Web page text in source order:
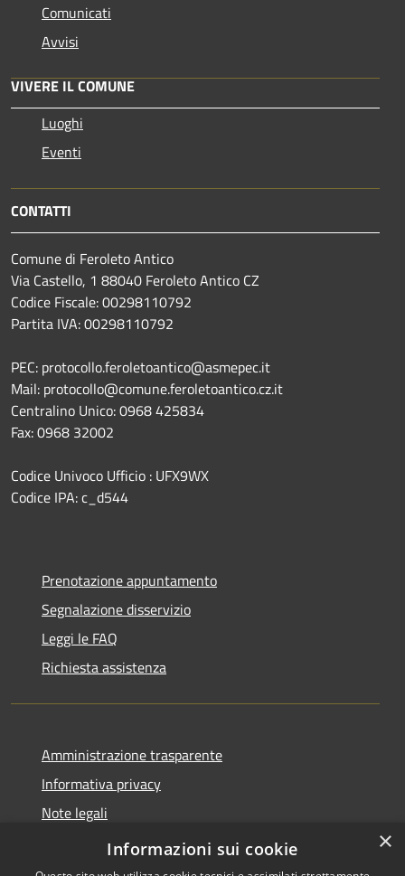
Comunicati
Avvisi
VIVERE IL COMUNE
Luoghi
Eventi
CONTATTI
Comune di Feroleto Antico
Via Castello, 1 88040 Feroleto Antico CZ
Codice Fiscale: 00298110792
Partita IVA: 00298110792
PEC: protocollo.feroletoantico@asmepec.it
Mail: protocollo@comune.feroletoantico.cz.it
Centralino Unico: 0968 425834
Fax: 0968 32002
Codice Univoco Ufficio : UFX9WX
Codice IPA: c_d544
Prenotazione appuntamento
Segnalazione disservizio
Leggi le FAQ
Richiesta assistenza
Amministrazione trasparente
Informativa privacy
Note legali
Dichiarazione di accessibilità
×
Informazioni sui cookie